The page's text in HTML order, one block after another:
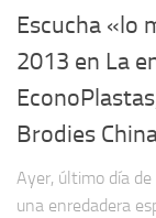
Escucha «lo
2013 en La
Brodies
Ayer, último día
una enredadera